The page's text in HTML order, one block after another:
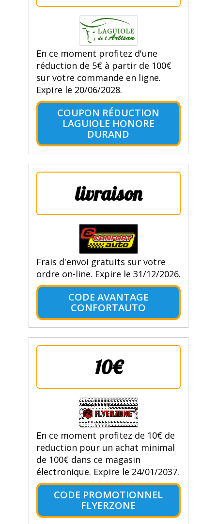
En ce moment profitez d'une
réduction de 5€ à partir de 100€
sur votre commande en ligne.
Expire le 20/06/2028.
COUPON RÉDUCTION
LAGUIOLE HONORE
DURAND
livraison
Frais d'envoi gratuits sur votre
ordre on-line. Expire le 31/12/2026.
CODE AVANTAGE
CONFORTAUTO
10€
En ce moment profitez de 10€ de
reduction pour un achat minimal
de 100€ dans ce magasin
électronique. Expire le 24/01/2037.
CODE PROMOTIONNEL
FLYERZONE